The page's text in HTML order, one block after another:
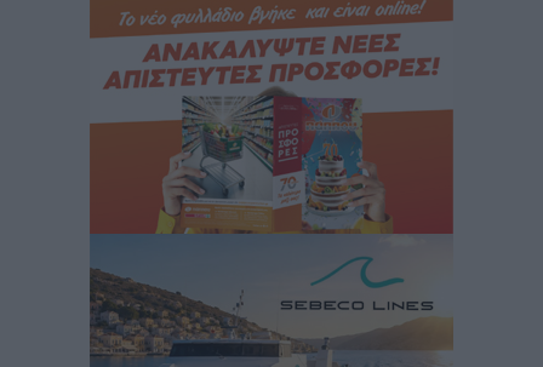
Γ. Χατζημάρκος από το Μέγαρο Μαξίμου: “Ο
τουρισμός μπορεί να γίνει ο μεγαλύτερος πελάτης της
ελληνικής βιομηχανίας”
πριν 2 ώρες
Έρευνα ΕΟΤ: Οι Ευρωπαίοι ταξιδιώτες «ψηφίζουν»
Ελλάδα
Άκυρες οι εγκύκλιοι που δεν αναρτώνται,
υποχρεωτική η δημοσίευσή τους από την 1η